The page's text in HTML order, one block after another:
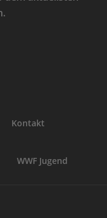
Kontakt
WWF Jugend